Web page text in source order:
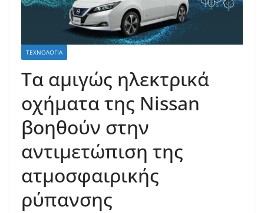
ΤΕΧΝΟΛΟΓΊΑ
Τα αμιγώς ηλεκτρικά
οχήματα της Nissan
βοηθούν στην
αντιμετώπιση της
ατμοσφαιρικής
ρύπανσης